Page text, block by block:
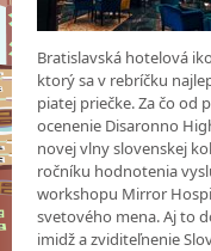
Bratislavská hotelová
ktorý sa v rebríčku
piatej priečke. Za čo od
ocenenie Disaronno
novej vlny slovenskej
ročníku hodnotenia
workshopu Mirror
svetového mena. Aj to
imidž a zviditeľnenie